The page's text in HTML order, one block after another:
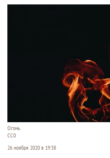
Огонь.
СС0
26 ноября 2020 в 19:38